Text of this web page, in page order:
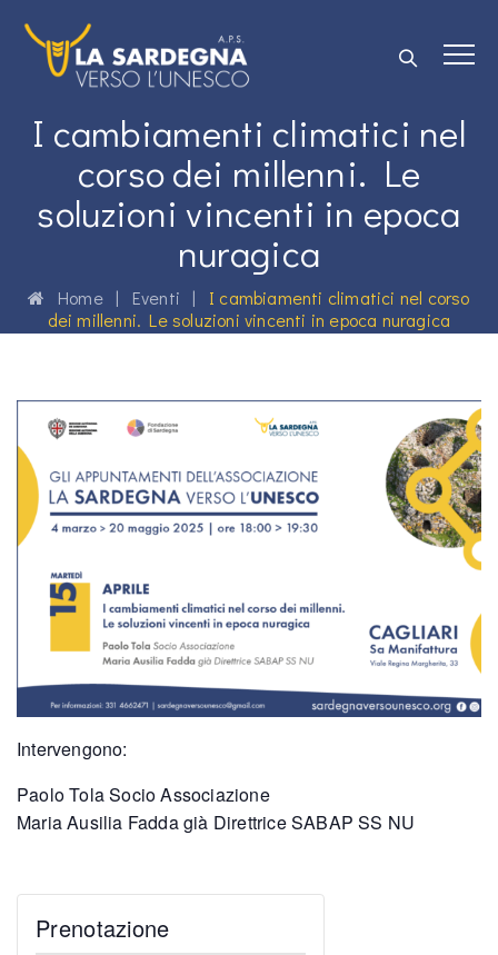
I cambiamenti climatici nel
corso dei millenni. Le
soluzioni vincenti in epoca
nuragica
Home| Eventi | I cambiamenti climatici nel corso
dei millenni. Le soluzioni vincenti in epoca nuragica
Intervengono:
Paolo Tola Socio Associazione
Maria Ausilia Fadda già Direttrice SABAP SS NU
Prenotazione